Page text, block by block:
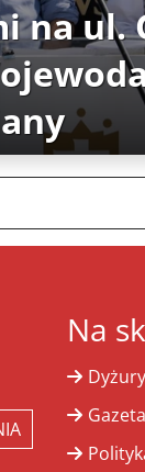
na ul.
Na